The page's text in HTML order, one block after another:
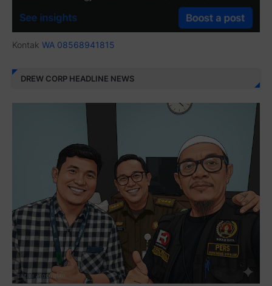
Kontak WA 08568941815
DREW CORP HEADLINE NEWS